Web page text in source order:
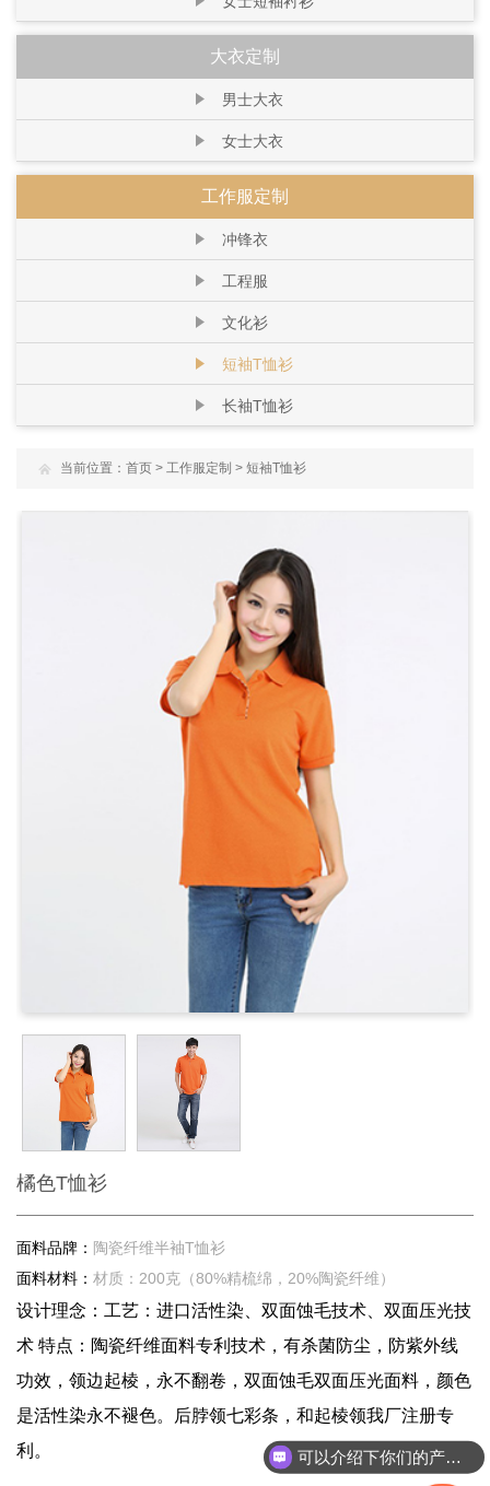
大衣定制
男士大衣
女士大衣
工作服定制
冲锋衣
工程服
文化衫
短袖T恤衫
长袖T恤衫
当前位置： 首页 > 工作服定制 > 短袖T恤衫
橘色T恤衫
面料品牌： 陶瓷纤维半袖T恤衫
面料材料： 材质：200克（80%精梳绵，20%陶瓷纤维）
设计理念：工艺：进口活性染、双面蚀毛技术、双面压光技
术 特点：陶瓷纤维面料专利技术，有杀菌防尘，防紫外线
功效，领边起棱，永不翻卷，双面蚀毛双面压光面料，颜色
是活性染永不褪色。后脖领七彩条，和起棱领我厂注册专
利。
可以介绍下你们的产品么？